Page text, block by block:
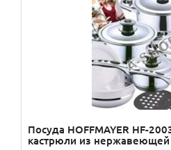
Посуда HOFFMAYER HF-
кастрюли из нержавеющей